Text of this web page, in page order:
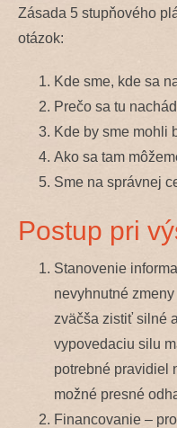
Zásada 5 stupňového
otázok:
Kde sme, kde sa
Prečo sa tu
Kde by sme mohli
Ako sa tam
Sme na správnej
Postup pri
Stanovenie
nevyhnutné
zväčša zistiť silné
vypovedaciu silu
potrebné pravidiel
možné presné
Financovanie –